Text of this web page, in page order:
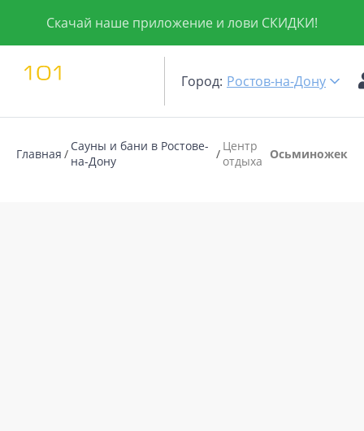
Скачай наше приложение и лови СКИДКИ!
Город: Ростов-на-Дону
Главная
Сауны и бани в Ростове-
на-Дону
Центр
отдыха Осьминожек